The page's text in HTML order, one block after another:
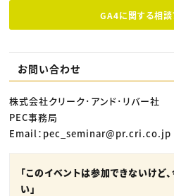
GA4に関する相談
お問い合わせ
株式会社クリーク･アンド･リバー社
PEC事務局
Email：pec_seminar@pr.cri.co.jp
「このイベントは参加できないけど
い」